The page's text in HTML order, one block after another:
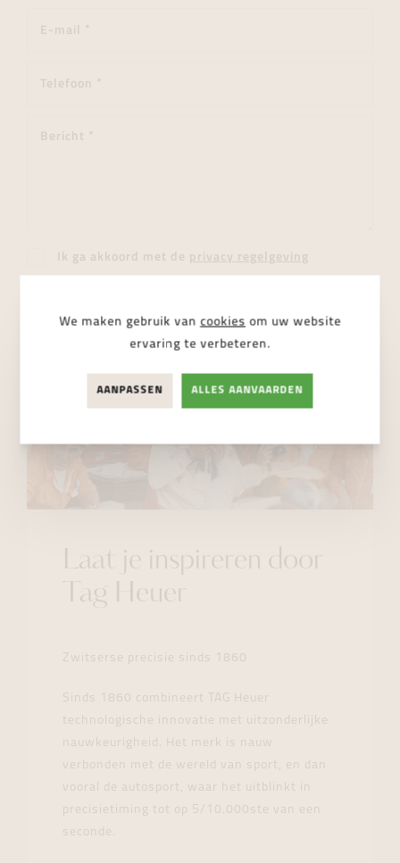
Ik ga akkoord met de privacy regelgeving
Laat je inspireren door
Tag Heuer
Zwitserse precisie sinds 1860
Sinds 1860 combineert TAG Heuer
technologische innovatie met uitzonderlijke
nauwkeurigheid. Het merk is nauw
verbonden met de wereld van sport, en dan
vooral de autosport, waar het uitblinkt in
precisietiming tot op 5/10.000ste van een
seconde.
We maken gebruik van cookies om uw website
ervaring te verbeteren.
AANPASSEN ALLES AANVAARDEN